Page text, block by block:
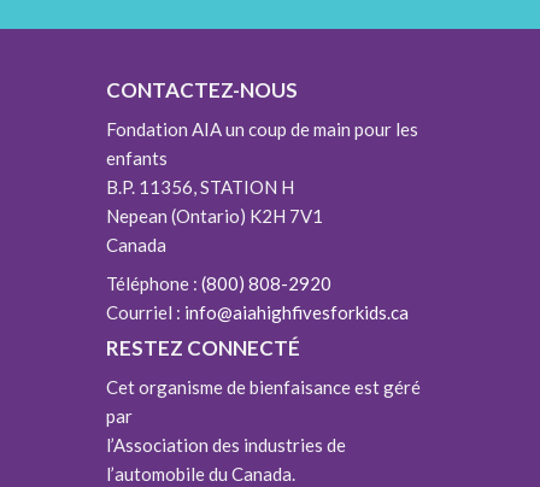
CONTACTEZ-NOUS
Fondation AIA un coup de main pour les
enfants
B.P. 11356, STATION H
Nepean (Ontario) K2H 7V1
Canada
Téléphone :(800) 808-2920
Courriel : info@aiahighfivesforkids.ca
RESTEZ CONNECTÉ
Cet organisme de bienfaisance est géré
par
l’Association des industries de
l’automobile du Canada.